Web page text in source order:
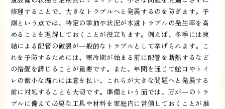
修理することで、大きなトラブルへと発展するのを防ぎます。予
測という点では、特定の季節や状況が水道トラブルの発生率を高
めることを理解しておくことが役立ちます。例えば、冬季には凍
結による配管の破裂が一般的なトラブルとして挙げられます。こ
れを予防するためには、寒冷期が始まる前に配管を断熱するなど
の措置を講じることが重要です。また、年間を通じて蛇口やトイ
レの微小な漏れに注意を払い、これらが大きな問題へと発展する
前に対処することも大切です。準備という面では、万が一のトラ
ブルに備えて必要な工具や材料を家庭内に常備しておくことが推